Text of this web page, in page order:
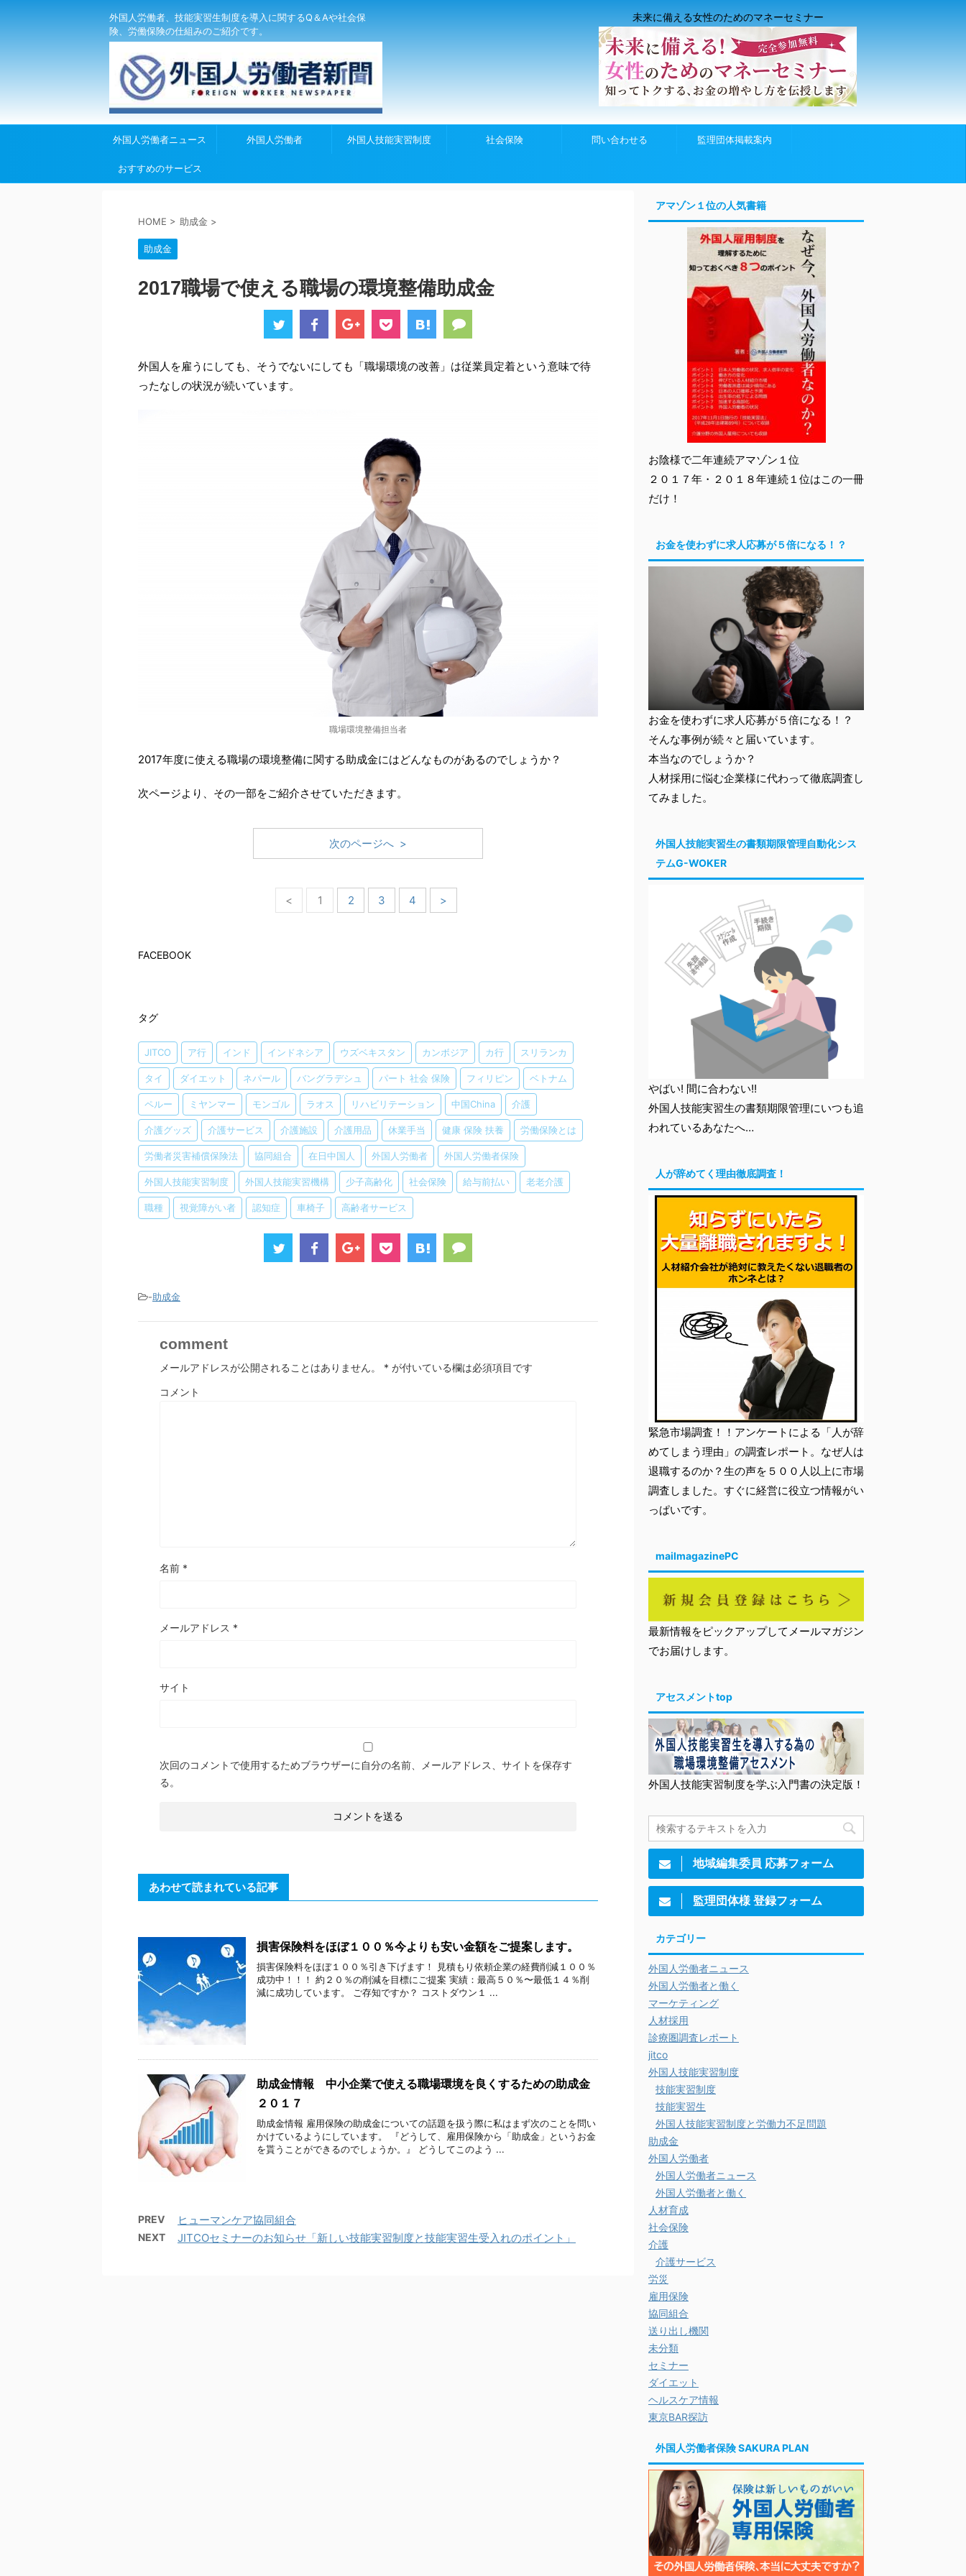
外国人労働者、技能実習生制度を導入に関するQ＆Aや社会保
険、労働保険の仕組みのご紹介です。
未来に備える女性のためのマネーセミナー
外国人労働者ニュース 外国人労働者 外国人技能実習制度 社会保険 問い合わせる 監理団体掲載案内
おすすめのサービス
HOME > 助成金 >
助成金
2017職場で使える職場の環境整備助成金
外国人を雇うにしても、そうでないにしても「職場環境の改善」は従業員定着という意味で待
ったなしの状況が続いています。
職場環境整備担当者
2017年度に使える職場の環境整備に関する助成金にはどんなものがあるのでしょうか？
次ページより、その一部をご紹介させていただきます。
次のページへ >
< 1 2 3 4 >
FACEBOOK
タグ
JITCO ア行 インド インドネシア ウズベキスタン カンボジア カ行 スリランカ
タイ ダイエット ネパール バングラデシュ パート 社会 保険 フィリピン ベトナム
ペルー ミヤンマー モンゴル ラオス リハビリテーション 中国China 介護
介護グッズ 介護サービス 介護施設 介護用品 休業手当 健康 保険 扶養 労働保険とは
労働者災害補償保険法 協同組合 在日中国人 外国人労働者 外国人労働者保険
外国人技能実習制度 外国人技能実習機構 少子高齢化 社会保険 給与前払い 老老介護
職種 視覚障がい者 認知症 車椅子 高齢者サービス
-助成金
comment
メールアドレスが公開されることはありません。 * が付いている欄は必須項目です
コメント
名前 *
メールアドレス *
サイト
次回のコメントで使用するためブラウザーに自分の名前、メールアドレス、サイトを保存す
る。
あわせて読まれている記事
損害保険料をほぼ１００％今よりも安い金額をご提案します。
損害保険料をほぼ１００％引き下げます！ 見積もり依頼企業の経費削減１００％
成功中！！！ 約２０％の削減を目標にご提案 実績：最高５０％〜最低１４％削
減に成功しています。 ご存知ですか？ コストダウン１ ...
助成金情報 中小企業で使える職場環境を良くするための助成金
２０１７
助成金情報 雇用保険の助成金についての話題を扱う際に私はまず次のことを問い
かけているようにしています。 『どうして、雇用保険から「助成金」というお金
を貰うことができるのでしょうか。』 どうしてこのよう ...
PREV ヒューマンケア協同組合
NEXT JITCOセミナーのお知らせ「新しい技能実習制度と技能実習生受入れのポイント」
アマゾン１位の人気書籍
お陰様で二年連続アマゾン１位
２０１７年・２０１８年連続１位はこの一冊
だけ！
お金を使わずに求人応募が５倍になる！？
お金を使わずに求人応募が５倍になる！？
そんな事例が続々と届いています。
本当なのでしょうか？
人材採用に悩む企業様に代わって徹底調査し
てみました。
外国人技能実習生の書類期限管理自動化シス
テムG-WOKER
やばい! 間に合わない!!
外国人技能実習生の書類期限管理にいつも追
われているあなたへ…
人が辞めてく理由徹底調査！
緊急市場調査！！アンケートによる「人が辞
めてしまう理由」の調査レポート。なぜ人は
退職するのか？生の声を５００人以上に市場
調査しました。すぐに経営に役立つ情報がい
っぱいです。
mailmagazinePC
最新情報をピックアップしてメールマガジン
でお届けします。
アセスメントtop
外国人技能実習制度を学ぶ入門書の決定版！
地域編集委員 応募フォーム
監理団体様 登録フォーム
カテゴリー
外国人労働者ニュース
外国人労働者と働く
マーケティング
人材採用
診療圏調査レポート
jitco
外国人技能実習制度
技能実習制度
技能実習生
外国人技能実習制度と労働力不足問題
助成金
外国人労働者
外国人労働者ニュース
外国人労働者と働く
人材育成
社会保険
介護
介護サービス
労災
雇用保険
協同組合
送り出し機関
未分類
セミナー
ダイエット
ヘルスケア情報
東京BAR探訪
外国人労働者保険 SAKURA PLAN